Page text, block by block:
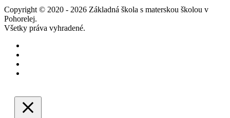
Copyright © 2020 - 2026 Základná škola s materskou školou v
Pohorelej.
Všetky práva vyhradené.